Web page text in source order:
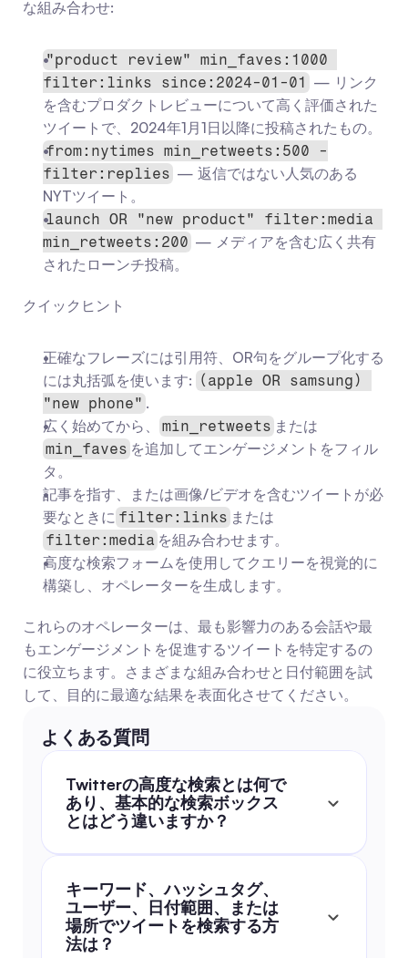
な組み合わせ:
"product review" min_faves:1000
filter:links since:2024-01-01 — リンク
を含むプロダクトレビューについて高く評価された
ツイートで、2024年1月1日以降に投稿されたもの。
from:nytimes min_retweets:500 -
filter:replies — 返信ではない人気のある
NYTツイート。
launch OR "new product" filter:media
min_retweets:200 — メディアを含む広く共有
されたローンチ投稿。
クイックヒント
正確なフレーズには引用符、OR句をグループ化する
には丸括弧を使います: (apple OR samsung)
"new phone" .
広く始めてから、
min_retweets または
min_faves を追加してエンゲージメントをフィル
タ。
記事を指す、または画像/ビデオを含むツイートが必
要なときに filter:links または
filter:media を組み合わせます。
高度な検索フォームを使用してクエリーを視覚的に
構築し、オペレーターを生成します。
これらのオペレーターは、最も影響力のある会話や最
もエンゲージメントを促進するツイートを特定するの
に役立ちます。さまざまな組み合わせと日付範囲を試
して、目的に最適な結果を表面化させてください。
よくある質問
Twitterの高度な検索とは何で
あり、基本的な検索ボックス
とはどう違いますか？
キーワード、ハッシュタグ、
ユーザー、日付範囲、または
場所でツイートを検索する方
法は？